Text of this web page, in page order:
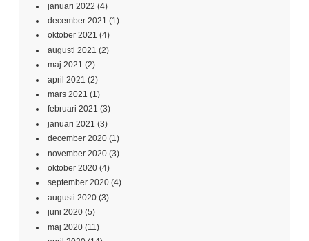
januari 2022 (4)
december 2021 (1)
oktober 2021 (4)
augusti 2021 (2)
maj 2021 (2)
april 2021 (2)
mars 2021 (1)
februari 2021 (3)
januari 2021 (3)
december 2020 (1)
november 2020 (3)
oktober 2020 (4)
september 2020 (4)
augusti 2020 (3)
juni 2020 (5)
maj 2020 (11)